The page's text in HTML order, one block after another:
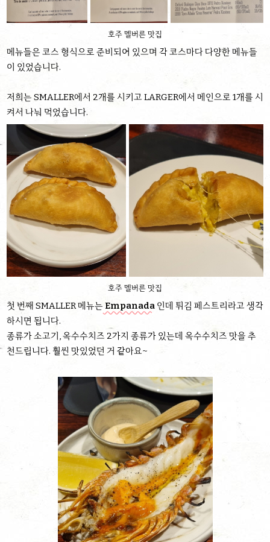
호주 멜버른 맛집
메뉴들은 코스 형식으로 준비되어 있으며 각 코스마다 다양한 메뉴들
이 있었습니다.
저희는 SMALLER에서 2개를 시키고 LARGER에서 메인으로 1개를 시
켜서 나눠 먹었습니다.
호주 멜버른 맛집
첫 번째 SMALLER 메뉴는 Empanada 인데 튀김 페스트리라고 생각
하시면 됩니다.
종류가 소고기, 옥수수치즈 2가지 종류가 있는데 옥수수치즈 맛을 추
천드립니다. 훨씬 맛있었던 거 같아요~